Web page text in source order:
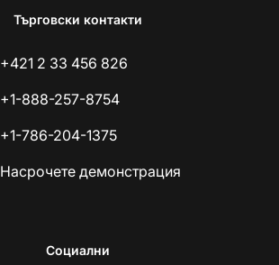
Търговски контакти
+421 2 33 456 826
+1-888-257-8754
+1-786-204-1375
Насрочете демонстрация
Социални